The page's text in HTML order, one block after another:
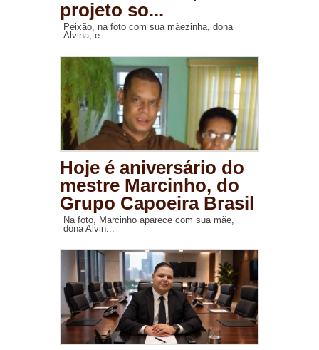
projeto so...
Peixão, na foto com sua mãezinha, dona
Alvina, e ...
Hoje é aniversário do
mestre Marcinho, do
Grupo Capoeira Brasil
Na foto, Marcinho aparece com sua mãe,
dona Alvin...